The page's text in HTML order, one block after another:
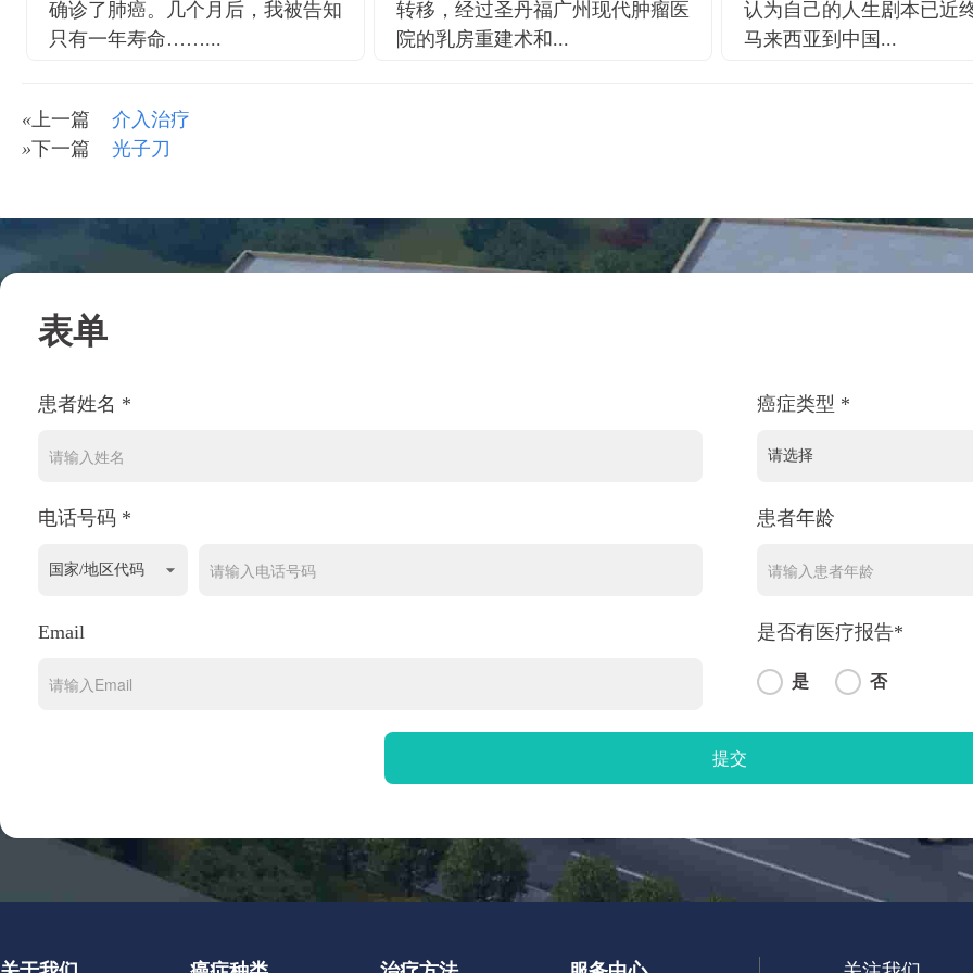
确诊了肺癌。几个月后，我被告知
只有一年寿命……...
转移，经过圣丹福广州现代肿瘤医
院的乳房重建术和...
认为自己的人生剧本已近
马来西亚到中国...
« 上一篇
介入治疗
»下一篇 光子刀
表单
患者姓名 * 癌症类型 *
电话号码 * 患者年龄
Email 是否有医疗报告*
是 否